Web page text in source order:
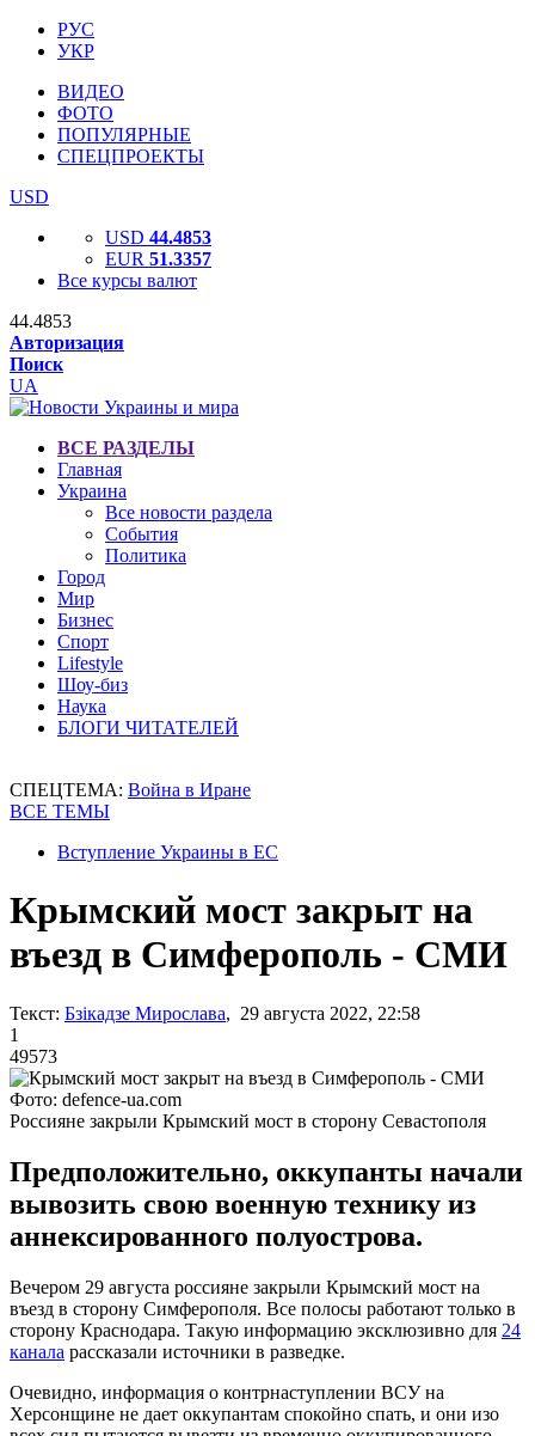
РУС
УКР
ВИДЕО
ФОТО
ПОПУЛЯРНЫЕ
СПЕЦПРОЕКТЫ
USD
USD 44.4853
EUR 51.3357
Все курсы валют
44.4853
Авторизация
Поиск
UA
ВСЕ РАЗДЕЛЫ
Главная
Украина
Все новости раздела
События
Политика
Город
Мир
Бизнес
Спорт
Lifestyle
Шоу-биз
Наука
БЛОГИ ЧИТАТЕЛЕЙ
СПЕЦТЕМА: Война в Иране
ВСЕ ТЕМЫ
Вступление Украины в ЕС
Крымский мост закрыт на
въезд в Симферополь - СМИ
Текст: Бзікадзе Мирослава, 29 августа 2022, 22:58
1
49573
Фото: defence-ua.com
Россияне закрыли Крымский мост в сторону Севастополя
Предположительно, оккупанты начали
вывозить свою военную технику из
аннексированного полуострова.
Вечером 29 августа россияне закрыли Крымский мост на
въезд в сторону Симферополя. Все полосы работают только в
сторону Краснодара. Такую информацию эксклюзивно для 24
канала рассказали источники в разведке.
Очевидно, информация о контрнаступлении ВСУ на
Херсонщине не дает оккупантам спокойно спать, и они изо